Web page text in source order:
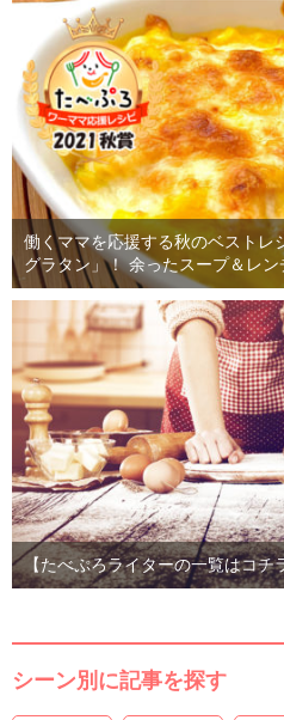
働くママを応援する秋のベストレ
グラタン」！ 余ったスープ＆レ
【たべぷろライターの一覧はコチ
シーン別に記事を探す